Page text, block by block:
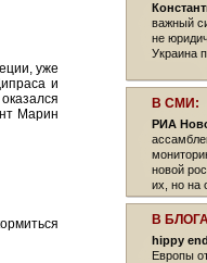
уже
и
Марин
важный
не
Украина
В СМИ:
РИА
новой
их, но на
В
hippy end
Европы